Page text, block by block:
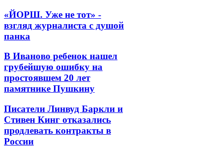
«ЙОРШ. Уже не тот» -
взгляд журналиста с душой
панка
В Иваново ребенок нашел
грубейшую ошибку на
простоявшем 20 лет
памятнике Пушкину
Писатели Линвуд Баркли и
Стивен Кинг отказались
продлевать контракты в
России